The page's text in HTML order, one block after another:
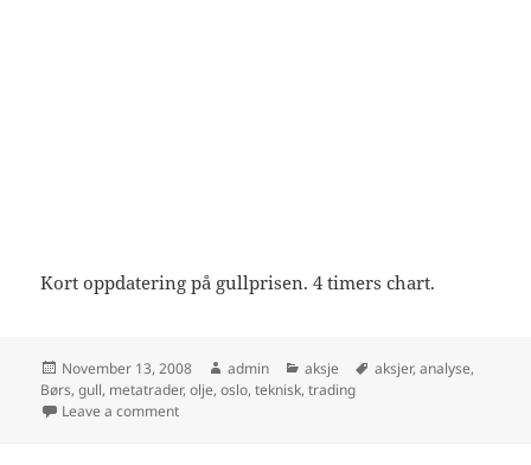
Kort oppdatering på gullprisen. 4 timers chart.
Posted
on
November 13, 2008 Author
admin Categories
aksje Tags
aksjer,analyse,
Børs,gull, metatrader,olje,oslo,teknisk,trading
Leave a commenton Teknisk Analyse Gull del.2 13.nov.08